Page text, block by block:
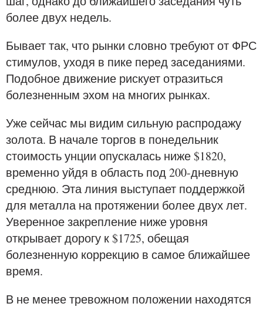
более двух недель.
Бывает так, что рынки словно требуют от ФРС
стимулов, уходя в пике перед заседаниями.
Подобное движение рискует отразиться
болезненным эхом на многих рынках.
Уже сейчас мы видим сильную распродажу
золота. В начале торгов в понедельник
стоимость унции опускалась ниже $1820,
временно уйдя в область под 200-дневную
среднюю. Эта линия выступает поддержкой
для металла на протяжении более двух лет.
Уверенное закрепление ниже уровня
открывает дорогу к $1725, обещая
болезненную коррекцию в самое ближайшее
время.
В не менее тревожном положении находятся